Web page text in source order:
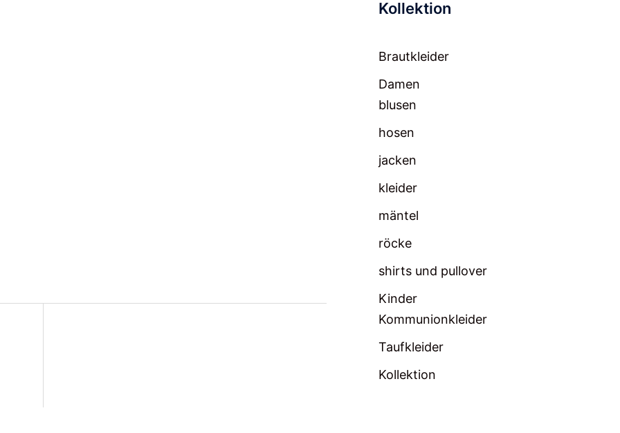
Kollektion
Brautkleider
Damen
blusen
hosen
jacken
kleider
mäntel
röcke
shirts und pullover
Kinder
Kommunionkleider
Taufkleider
Kollektion